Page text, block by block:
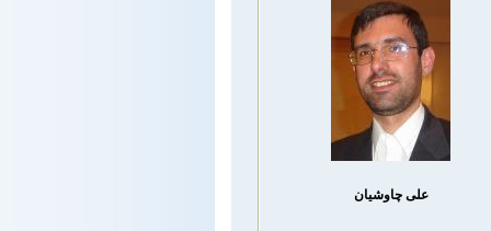
علی چاوشیان